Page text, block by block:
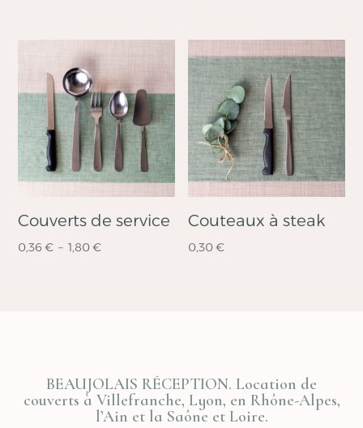
Couverts de service
0,36€ – 1,80€Plage
Couteaux à steak
0,30€
BEAUJOLAIS RÉCEPTION. Location de
couverts à Villefranche, Lyon, en Rhône-Alpes,
l’Ain et la Saône et Loire.